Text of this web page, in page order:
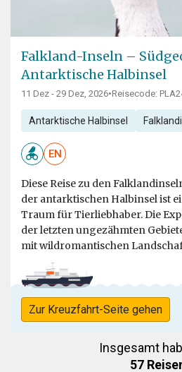
Falkland-Inseln –
Antarktische Halbinsel
11 Dez - 29 Dez, 2026•Reisecode:
Antarktische Halbinsel
EN
Diese Reise zu den
der antarktischen Halbinsel ist
Traum für Tierliebhaber. Die
der letzten ungezähmten
mit wildromantischen
Zur Kreuzfahrt-Seite gehen
Insgesamt
57